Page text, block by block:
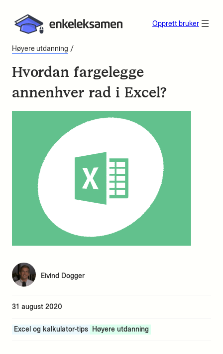
Opprett bruker
Høyere utdanning /
Hvordan fargelegge
annenhver rad i Excel?
Eivind Dogger
31 august 2020
Excel og kalkulator-tips Høyere utdanning